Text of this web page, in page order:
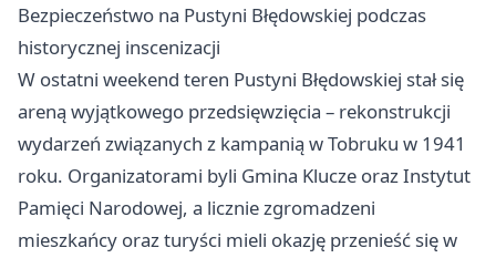
Bezpieczeństwo na Pustyni Błędowskiej podczas
historycznej inscenizacji
W ostatni weekend teren Pustyni Błędowskiej stał się
areną wyjątkowego przedsięwzięcia – rekonstrukcji
wydarzeń związanych z kampanią w Tobruku w 1941
roku. Organizatorami byli Gmina Klucze oraz Instytut
Pamięci Narodowej, a licznie zgromadzeni
mieszkańcy oraz turyści mieli okazję przenieść się w